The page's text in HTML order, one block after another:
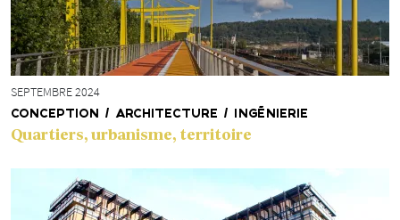
SEPTEMBRE 2024
CONCEPTION / ARCHITECTURE / INGÉNIERIE
Quartiers, urbanisme, territoire